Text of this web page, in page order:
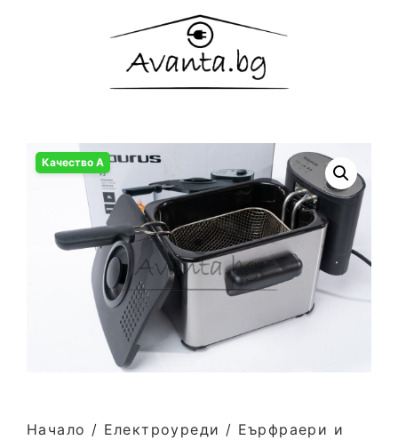
Качество А
Начало / Електроуреди / Еърфраери и